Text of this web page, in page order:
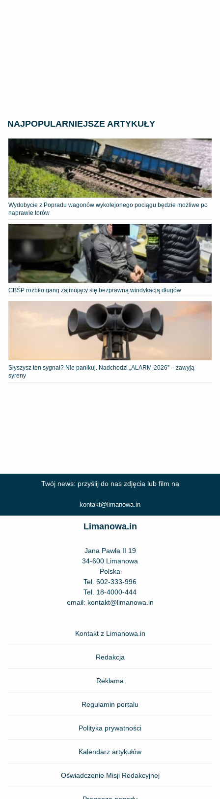
NAJPOPULARNIEJSZE ARTYKUŁY
Wydobycie z Popradu wagonów wykolejonego pociągu będzie możliwe po
naprawie torów
CBŚP rozbiło gang zajmujący się bezprawną windykacją długów
Słyszysz ten sygnał? Nie panikuj. Nadchodzi „ALARM-2026” – zawyją
syreny
Twój news: przyślij do nas zdjęcia lub film na
kontakt@limanowa.in
Limanowa.in
Jana Pawła II 19
34-600 Limanowa
Polska
Tel. 602-333-996
Tel. 18-4000-444
email: kontakt@limanowa.in
Kontakt z Limanowa.in
Redakcja
Reklama
Regulamin portalu
Polityka prywatności
Kalendarz artykułów
Oświadczenie Misji Redakcyjnej